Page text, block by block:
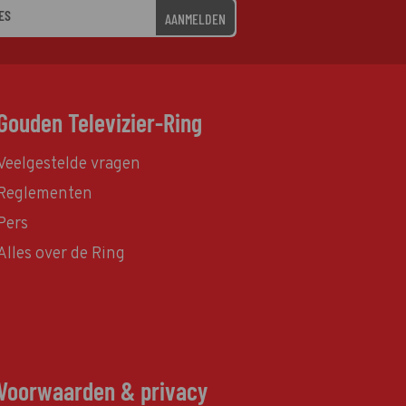
AANMELDEN
Televizier-Ring
vragen
over de Ring
& privacy